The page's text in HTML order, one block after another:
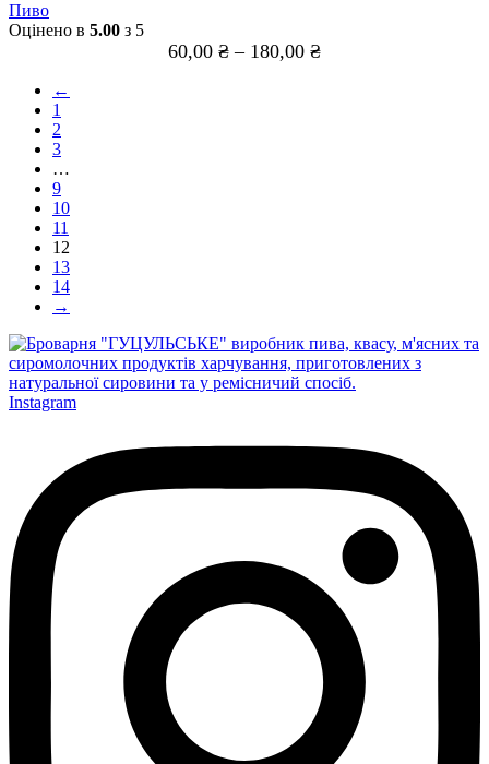
вибрати
Пиво
Оцінено в 5.00 з 5
60,00 ₴ – 180,00 ₴
←
1
2
3
…
9
10
11
12
13
14
→
Instagram